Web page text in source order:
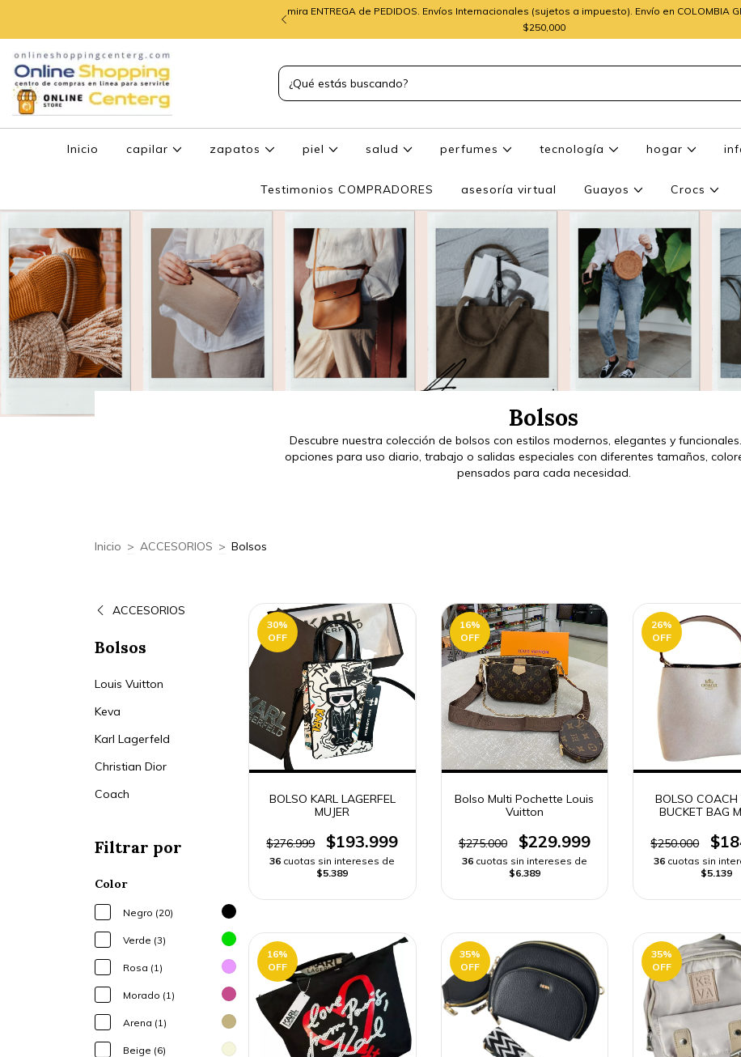
mira ENTREGA de PEDIDOS. Envíos Internacionales (sujetos a impuesto). Envío en COLOMBIA
$250,000
Inicio capilar zapatos piel salud perfumes tecnología hogar
Testimonios COMPRADORES asesoría virtual Guayos Crocs
Bolsos
Descubre nuestra colección de bolsos con estilos modernos, elegantes y
opciones para uso diario, trabajo o salidas especiales con diferentes tamaños,
pensados para cada necesidad.
Inicio > ACCESORIOS > Bolsos
ACCESORIOS
Bolsos
Louis Vuitton
Keva
Karl Lagerfeld
Christian Dior
Coach
Filtrar por
Color
Negro (20)
Verde (3)
Rosa (1)
Morado (1)
Arena (1)
Beige (6)
30%
OFF
BOLSO KARL LAGERFEL
MUJER
$276.999 $193.999
36 cuotas sin intereses de
$5.389
16%
OFF
Bolso Multi Pochette Louis
Vuitton
$275.000 $229.999
36 cuotas sin intereses de
$6.389
26%
OFF
BOLSO
BUCKET BAG
$250.000
36 cuotas sin
$5.139
16%
OFF
35%
OFF
35%
OFF